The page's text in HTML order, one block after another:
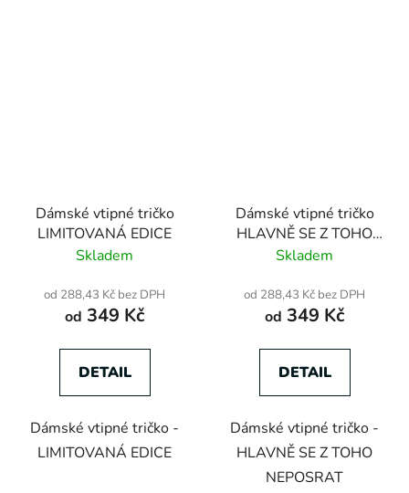
Dámské vtipné tričko
LIMITOVANÁ EDICE
Skladem
od 288,43 Kč bez DPH
od 349 Kč
DETAIL
Dámské vtipné tričko -
LIMITOVANÁ EDICE
Dámské vtipné tričko
HLAVNĚ SE Z TOHO
NEPOSRAT
Skladem
od 288,43 Kč bez DPH
od 349 Kč
DETAIL
Dámské vtipné tričko -
HLAVNĚ SE Z TOHO
NEPOSRAT